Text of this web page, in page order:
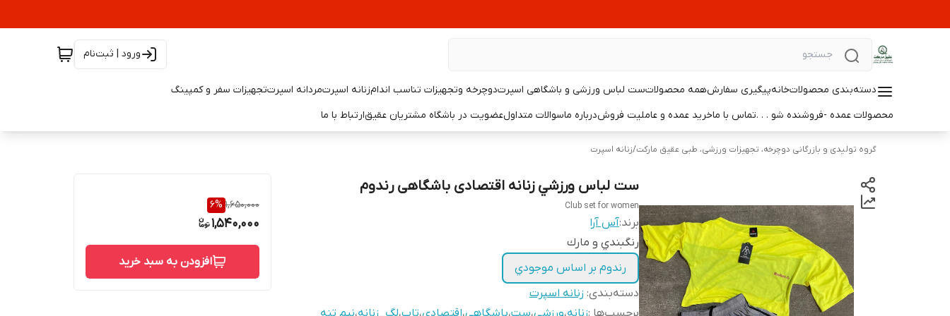
ورود | ثبت‌نام
دسته‌بندی محصولاتخانهپیگیری سفارشهمه محصولاتست لباس ورزشی و باشگاهی اسپرتدوچرخه وتجهیزات تناسب اندامزنانه اسپرتمردانه اسپرتتجهیزات سفر و کمپینگ
محصولات عمده -فروشنده شو . . .تماس با ماخرید عمده و عاملیت فروشدرباره ماسوالات متداولعضویت در باشگاه مشتریان عقیقارتباط با ما
گروه تولیدی و بازرگانی دوچرخه، تجهیزات ورزشی، طبی عقیق مارکت/زنانه اسپرت
ست لباس ورزشي زنانه اقتصادی باشگاهی رندوم
Club set for women
برند:آس آرا
رنگبندي و مارك
رندوم بر اساس موجودي
دسته‌بندی: زنانه اسپرت
برچسب‌ها :زنانه،ورزشی،ست،باشگاهی،اقتصادی،تاپ،لگ_زنانه،نیم تنه
1,650,000
6%
1,540,000
افزودن به سبد خرید